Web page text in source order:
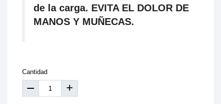
de la carga. EVITA EL DOLOR DE
MANOS Y MUÑECAS.
Cantidad
+